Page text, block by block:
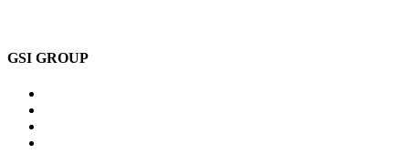
GSI GROUP